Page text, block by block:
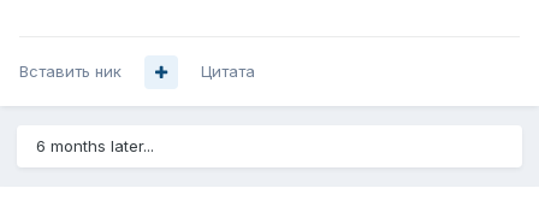
Вставить ник Цитата
6 months later...